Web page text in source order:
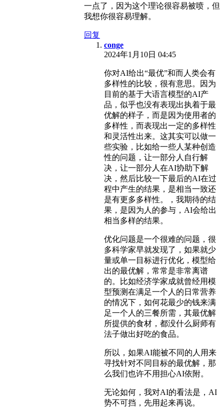
一点了，因为这个理论很容易被喷，但
我想你很容易理解。
回复
conge
2024年1月10日 04:45
你对AI给出“最优”和而人类会有
多样性的比较，很有意思。因为
目前的基于大语言模型的AI产
品，似乎也没有表现出执着于最
优解的样子，而是因为使用者的
多样性，而表现出一定的多样性
和灵活性出来。这其实可以做一
些实验，比如给一些人某种创造
性的问题，让一部分人自行解
决，让一部分人在AI协助下解
决，然后比较一下最后的AI在过
程中产生的结果，是相当一致还
是有更多多样性。，我期待的结
果，是因为人的参与，AI会给出
相当多样的结果。
优化问题是一个很难的问题，很
多科学家早就发现了，如果就少
量或单一目标进行优化，模型给
出的最优解，常常是非常离谱
的。比如经济学家成就曾经用模
型预测在满足一个人的日常营养
的情况下，如何花最少的钱来满
足一个人的三餐所需，其最优解
所提供的食材，都没什么厨师有
法子做出好吃的食品。
所以，如果AI能被不同的人用来
寻找针对不同目标的最优解，那
么我们也许不用担心AI依附。
无论如何，我对AI的看法是，AI
势不可挡，先用起来再说。